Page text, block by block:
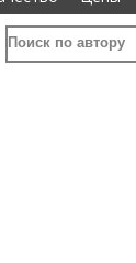
Поиск по автору